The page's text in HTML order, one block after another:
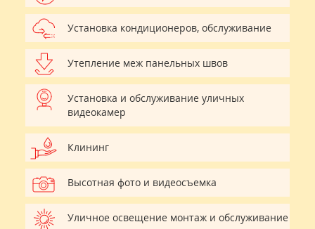
Установка кондиционеров, обслуживание
Утепление меж панельных швов
Установка и обслуживание уличных
видеокамер
Клининг
Высотная фото и видеосъемка
Уличное освещение монтаж и обслуживание